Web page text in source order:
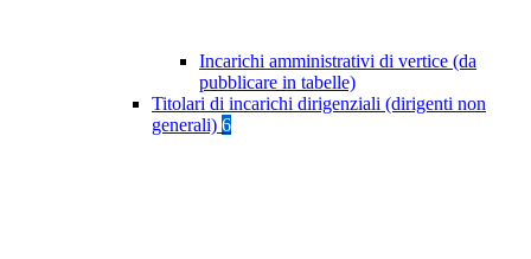
Incarichi amministrativi di vertice (da
pubblicare in tabelle)
Titolari di incarichi dirigenziali (dirigenti non
generali) 6